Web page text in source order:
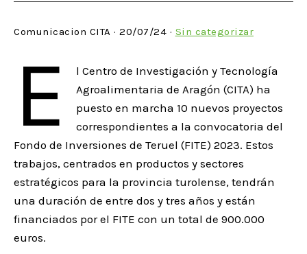
Comunicacion CITA · 20/07/24 · Sin categorizar
E
l Centro de Investigación y Tecnología
Agroalimentaria de Aragón (CITA) ha
puesto en marcha 10 nuevos proyectos
correspondientes a la convocatoria del
Fondo de Inversiones de Teruel (FITE) 2023. Estos
trabajos, centrados en productos y sectores
estratégicos para la provincia turolense, tendrán
una duración de entre dos y tres años y están
financiados por el FITE con un total de 900.000
euros.